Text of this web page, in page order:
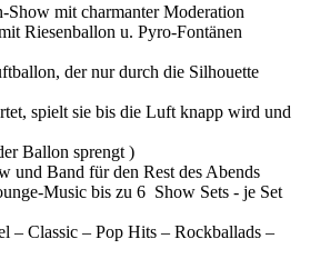
mit charmanter Moderation
u. Pyro-Fontänen
der nur durch die Silhouette
sie bis die Luft knapp wird und
sprengt )
Band für den Rest des Abends
Music bis zu 6 Show Sets - je Set
– Pop Hits – Rockballads –